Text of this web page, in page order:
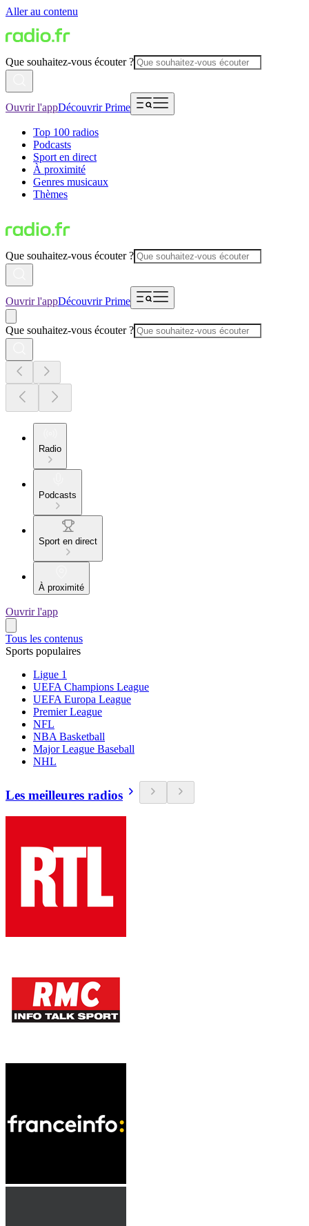
Aller au contenu
Que souhaitez-vous écouter ?
Ouvrir l'appDécouvrir Prime
Top 100 radios
Podcasts
Sport en direct
À proximité
Genres musicaux
Thèmes
Que souhaitez-vous écouter ?
Ouvrir l'appDécouvrir Prime
Que souhaitez-vous écouter ?
Radio
Podcasts
Sport en direct
À proximité
Ouvrir l'app
Tous les contenus
Sports populaires
Ligue 1
UEFA Champions League
UEFA Europa League
Premier League
NFL
NBA Basketball
Major League Baseball
NHL
Les meilleures radios